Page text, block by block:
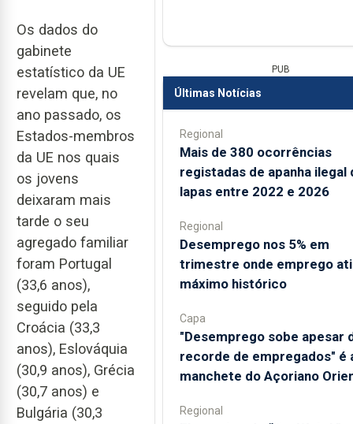
Os dados do
gabinete
estatístico da UE
revelam que, no
ano passado, os
Estados-membros
da UE nos quais
os jovens
deixaram mais
tarde o seu
agregado familiar
foram Portugal
(33,6 anos),
seguido pela
Croácia (33,3
anos), Eslováquia
(30,9 anos), Grécia
(30,7 anos) e
Bulgária (30,3
PUB
Últimas Notícias
Regional
Mais de 380 ocorrências
registadas de apanha ilegal
lapas entre 2022 e 2026
Regional
Desemprego nos 5% em
trimestre onde emprego
máximo histórico
Capa
"Desemprego sobe apesar
recorde de empregados" é
manchete do Açoriano
Regional